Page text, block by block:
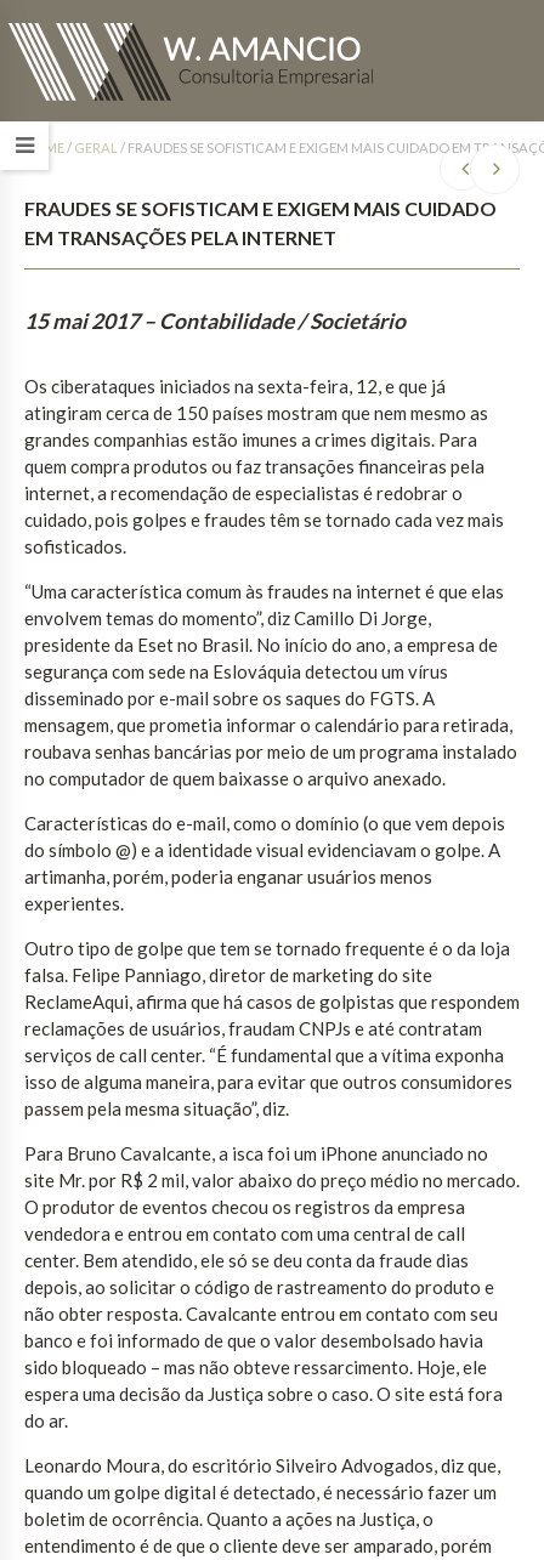
HOME/ GERAL / FRAUDES SE SOFISTICAM E EXIGEM MAIS CUIDADO EM
FRAUDES SE SOFISTICAM E EXIGEM MAIS CUIDADO
EM TRANSAÇÕES PELA INTERNET
15 mai 2017 – Contabilidade / Societário
Os ciberataques iniciados na sexta-feira, 12, e que já
atingiram cerca de 150 países mostram que nem mesmo as
grandes companhias estão imunes a crimes digitais. Para
quem compra produtos ou faz transações financeiras pela
internet, a recomendação de especialistas é redobrar o
cuidado, pois golpes e fraudes têm se tornado cada vez mais
sofisticados.
“Uma característica comum às fraudes na internet é que elas
envolvem temas do momento”, diz Camillo Di Jorge,
presidente da Eset no Brasil. No início do ano, a empresa de
segurança com sede na Eslováquia detectou um vírus
disseminado por e-mail sobre os saques do FGTS. A
mensagem, que prometia informar o calendário para retirada,
roubava senhas bancárias por meio de um programa instalado
no computador de quem baixasse o arquivo anexado.
Características do e-mail, como o domínio (o que vem depois
do símbolo @) e a identidade visual evidenciavam o golpe. A
artimanha, porém, poderia enganar usuários menos
experientes.
Outro tipo de golpe que tem se tornado frequente é o da loja
falsa. Felipe Panniago, diretor de marketing do site
ReclameAqui, afirma que há casos de golpistas que respondem
reclamações de usuários, fraudam CNPJs e até contratam
serviços de call center. “É fundamental que a vítima exponha
isso de alguma maneira, para evitar que outros consumidores
passem pela mesma situação”, diz.
Para Bruno Cavalcante, a isca foi um iPhone anunciado no
site Mr. por R$ 2 mil, valor abaixo do preço médio no mercado.
O produtor de eventos checou os registros da empresa
vendedora e entrou em contato com uma central de call
center. Bem atendido, ele só se deu conta da fraude dias
depois, ao solicitar o código de rastreamento do produto e
não obter resposta. Cavalcante entrou em contato com seu
banco e foi informado de que o valor desembolsado havia
sido bloqueado – mas não obteve ressarcimento. Hoje, ele
espera uma decisão da Justiça sobre o caso. O site está fora
do ar.
Leonardo Moura, do escritório Silveiro Advogados, diz que,
quando um golpe digital é detectado, é necessário fazer um
boletim de ocorrência. Quanto a ações na Justiça, o
entendimento é de que o cliente deve ser amparado, porém